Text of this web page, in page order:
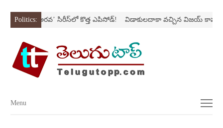
Politics:‘అర‌వ’ సిరీస్‌లో కొత్త ఎపిసోడ్‌! విడాకులదాకా వచ్చిన విజయ్‌ కాపురం
Menu
Menu